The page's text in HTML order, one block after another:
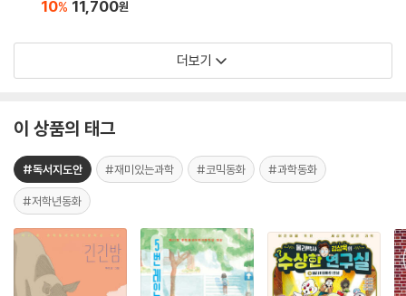
10% 11,700원
더보기
이 상품의 태그
#독서지도안 #재미있는과학 #코믹동화 #과학동화
#저학년동화